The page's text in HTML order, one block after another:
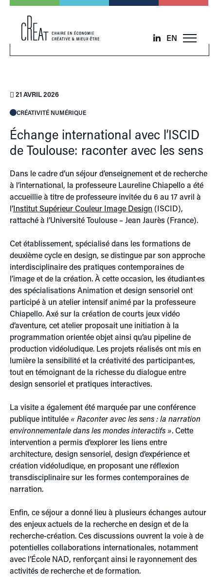
EN
21 AVRIL 2026
CRÉATIVITÉ NUMÉRIQUE
Échange international avec l’ISCID
de Toulouse: raconter avec les sens
Dans le cadre d’un séjour d’enseignement et de recherche
à l’international, la professeure Laureline Chiapello a été
accueillie à titre de professeure invitée du 6 au 17 avril à
l’Institut Supérieur Couleur Image Design (ISCID),
rattaché à l’Université Toulouse – Jean Jaurès (France).
Cet établissement, spécialisé dans les formations de
deuxième cycle en design, se distingue par son approche
interdisciplinaire des pratiques contemporaines de
l’image et de la création. À cette occasion, les étudiant·es
des spécialisations Animation et design sensoriel ont
participé à un atelier intensif animé par la professeure
Chiapello. Axé sur la création de courts jeux vidéo
d’aventure, cet atelier proposait une initiation à la
programmation orientée objet ainsi qu’au pipeline de
production vidéoludique. Les projets réalisés ont mis en
lumière la sensibilité et la créativité des participant·es,
tout en témoignant de la richesse du dialogue entre
design sensoriel et pratiques interactives.
La visite a également été marquée par une conférence
publique intitulée « Raconter avec les sens : la narration
environnementale dans les mondes interactifs ». Cette
intervention a permis d’explorer les liens entre
architecture, design sensoriel, design d’expérience et
création vidéoludique, en proposant une réflexion
transdisciplinaire sur les formes contemporaines de
narration.
Enfin, ce séjour a donné lieu à plusieurs échanges autour
des enjeux actuels de la recherche en design et de la
recherche-création. Ces discussions ouvrent la voie à de
potentielles collaborations internationales, notamment
avec l’École NAD, renforçant ainsi le rayonnement des
activités de recherche et de formation.